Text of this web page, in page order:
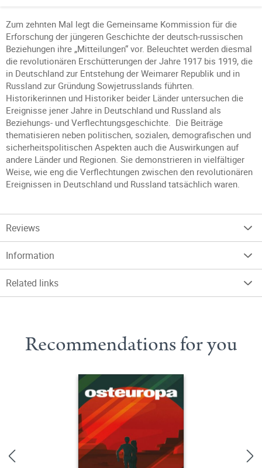
Zum zehnten Mal legt die Gemeinsame Kommission für die
Erforschung der jüngeren Geschichte der deutsch-russischen
Beziehungen ihre „Mitteilungen“ vor. Beleuchtet werden diesmal
die revolutionären Erschütterungen der Jahre 1917 bis 1919, die
in Deutschland zur Entstehung der Weimarer Republik und in
Russland zur Gründung Sowjetrusslands führten.
Historikerinnen und Historiker beider Länder untersuchen die
Ereignisse jener Jahre in Deutschland und Russland als
Beziehungs- und Verflechtungsgeschichte. Die Beiträge
thematisieren neben politischen, sozialen, demografischen und
sicherheitspolitischen Aspekten auch die Auswirkungen auf
andere Länder und Regionen. Sie demonstrieren in vielfältiger
Weise, wie eng die Verflechtungen zwischen den revolutionären
Ereignissen in Deutschland und Russland tatsächlich waren.
Reviews
Information
Related links
Recommendations for you